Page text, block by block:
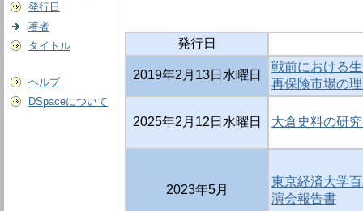
発行日
著者
タイトル
ヘルプ
DSpaceについて
発行日
2019年2月13日水曜日
戦前における
再保険市場の
2025年2月12日水曜日 大倉史料の研
2023年5月
東京経済大学
演会報告書